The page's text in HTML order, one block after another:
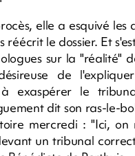
elle a esquivé les
le dossier. Et
sur la "réalité"
de
à exaspérer le
dit son ras-le-
mercredi : "Ici, on
un tribunal